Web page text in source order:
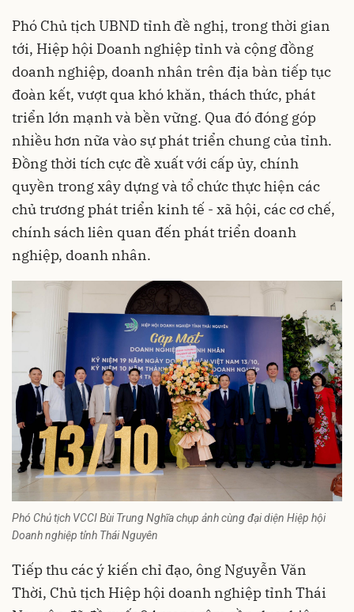
Phó Chủ tịch UBND tỉnh đề nghị, trong thời gian
tới, Hiệp hội Doanh nghiệp tỉnh và cộng đồng
doanh nghiệp, doanh nhân trên địa bàn tiếp tục
đoàn kết, vượt qua khó khăn, thách thức, phát
triển lớn mạnh và bền vững. Qua đó đóng góp
nhiều hơn nữa vào sự phát triển chung của tỉnh.
Đồng thời tích cực đề xuất với cấp ủy, chính
quyền trong xây dựng và tổ chức thực hiện các
chủ trương phát triển kinh tế - xã hội, các cơ chế,
chính sách liên quan đến phát triển doanh
nghiệp, doanh nhân.
Phó Chủ tịch VCCI Bùi Trung Nghĩa chụp ảnh cùng đại diện Hiệp hội
Doanh nghiệp tỉnh Thái Nguyên
Tiếp thu các ý kiến chỉ đạo, ông Nguyễn Văn
Thời, Chủ tịch Hiệp hội doanh nghiệp tỉnh Thái